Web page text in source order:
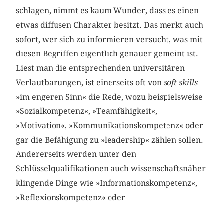
schlagen, nimmt es kaum Wunder, dass es einen
etwas diffusen Charakter besitzt. Das merkt auch
sofort, wer sich zu informieren versucht, was mit
diesen Begriffen eigentlich genauer gemeint ist.
Liest man die entsprechenden universitären
Verlautbarungen, ist einerseits oft vonsoft skills
»im engeren Sinn« die Rede, wozu beispielsweise
»Sozialkompetenz«, »Teamfähigkeit«,
»Motivation«, »Kommunikationskompetenz« oder
gar die Befähigung zu »leadership« zählen sollen.
Andererseits werden unter den
Schlüsselqualifikationen auch wissenschaftsnäher
klingende Dinge wie »Informationskompetenz«,
»Reflexionskompetenz« oder